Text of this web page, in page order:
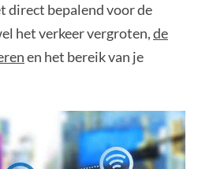
direct bepalend voor de
het verkeer vergroten,de
en het bereik van je